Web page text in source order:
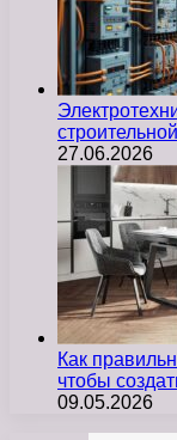
27.06.2026
Как
чтобы
09.05.2026